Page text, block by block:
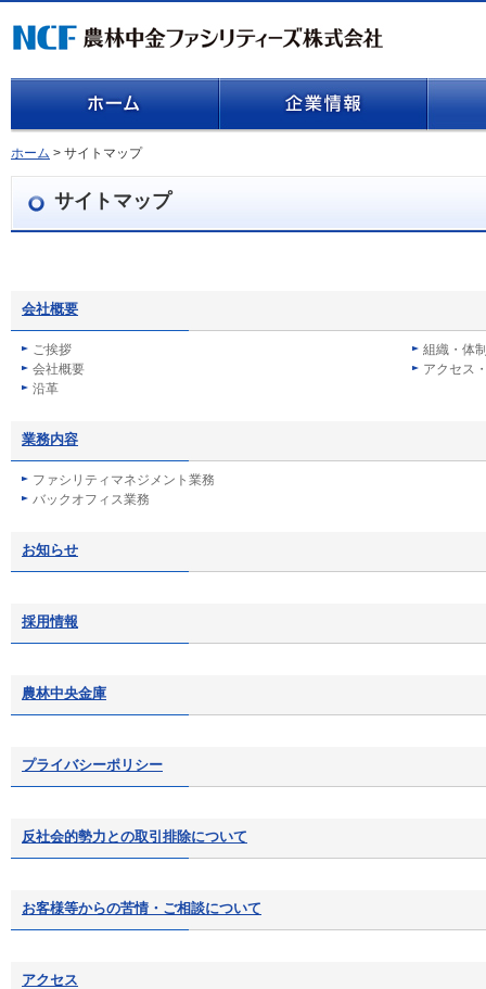
ホーム > サイトマップ
サイトマップ
会社概要
ご挨拶
会社概要
沿革
組織・体
アクセス
業務内容
ファシリティマネジメント業務
バックオフィス業務
お知らせ
採用情報
農林中央金庫
プライバシーポリシー
反社会的勢力との取引排除について
お客様等からの苦情・ご相談について
アクセス